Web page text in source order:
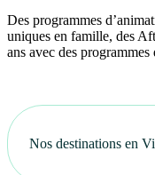
Des programmes
uniques en famille, des
ans avec des
Nos destinations en